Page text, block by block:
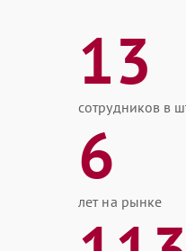
13
сотрудников в
6
лет на рынке